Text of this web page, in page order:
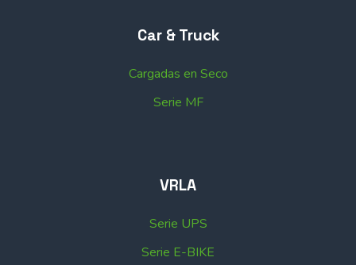
Car & Truck
Cargadas en Seco
Serie MF
VRLA
Serie UPS
Serie E-BIKE